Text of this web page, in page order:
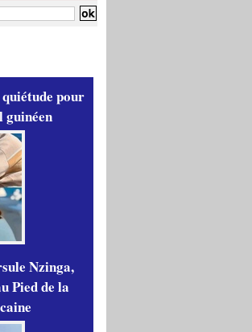
pour
guinéen
Nzinga,
Pied de la